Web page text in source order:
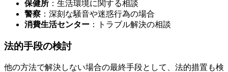
保健所 ：生活環境に関する相談
警察 ：深刻な騒音や迷惑行為の場合
消費生活センター ：トラブル解決の相談
法的手段の検討
他の方法で解決しない場合の最終手段として、法的措置も検